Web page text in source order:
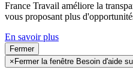
France Travail améliore la
vous proposant plus
En savoir plus
Fermer
× Fermer la fenêtre Besoin d'aide